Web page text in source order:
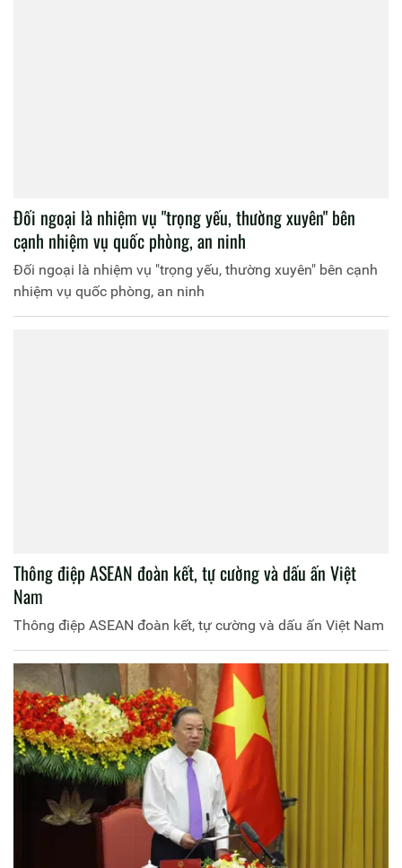
Đối ngoại là nhiệm vụ "trọng yếu, thường xuyên" bên
cạnh nhiệm vụ quốc phòng, an ninh
Đối ngoại là nhiệm vụ "trọng yếu, thường xuyên" bên cạnh
nhiệm vụ quốc phòng, an ninh
Thông điệp ASEAN đoàn kết, tự cường và dấu ấn Việt
Nam
Thông điệp ASEAN đoàn kết, tự cường và dấu ấn Việt Nam